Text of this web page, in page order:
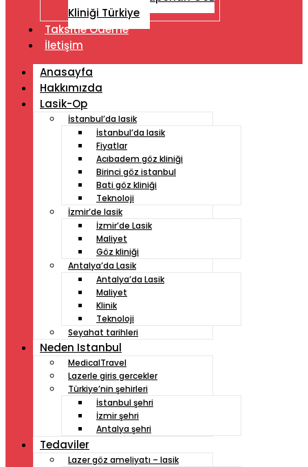
Kliniği Türkiye
Taksitle Ödeme
İletişim
Anasayfa
Hakkımızda
Lasik-Op
İstanbul’da lasik
İstanbul’da lasik
Fiyatlar
Acıbadem göz kliniği
Birinci göz istanbul
Bati göz kliniği
Teknoloji
İzmir’de lasik
İzmir’de Lasik
Maliyet
Göz kliniği
Antalya’da Lasik
Antalya’da Lasik
Maliyet
Klinik
Teknoloji
Seyahat tarihleri
Neden Istanbul
MedicalTravel
Lazerle giris gercekler
Türkiye’nin şehirleri
İstanbul şehri
İzmir şehri
Antalya şehri
Tedaviler
Lazer göz ameliyatı – lasik